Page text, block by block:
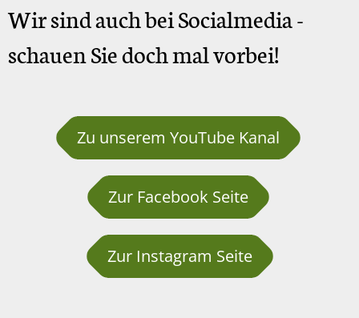
Wir sind auch bei Socialmedia -
schauen Sie doch mal vorbei!
Zu unserem YouTube Kanal
Zur Facebook Seite
Zur Instagram Seite